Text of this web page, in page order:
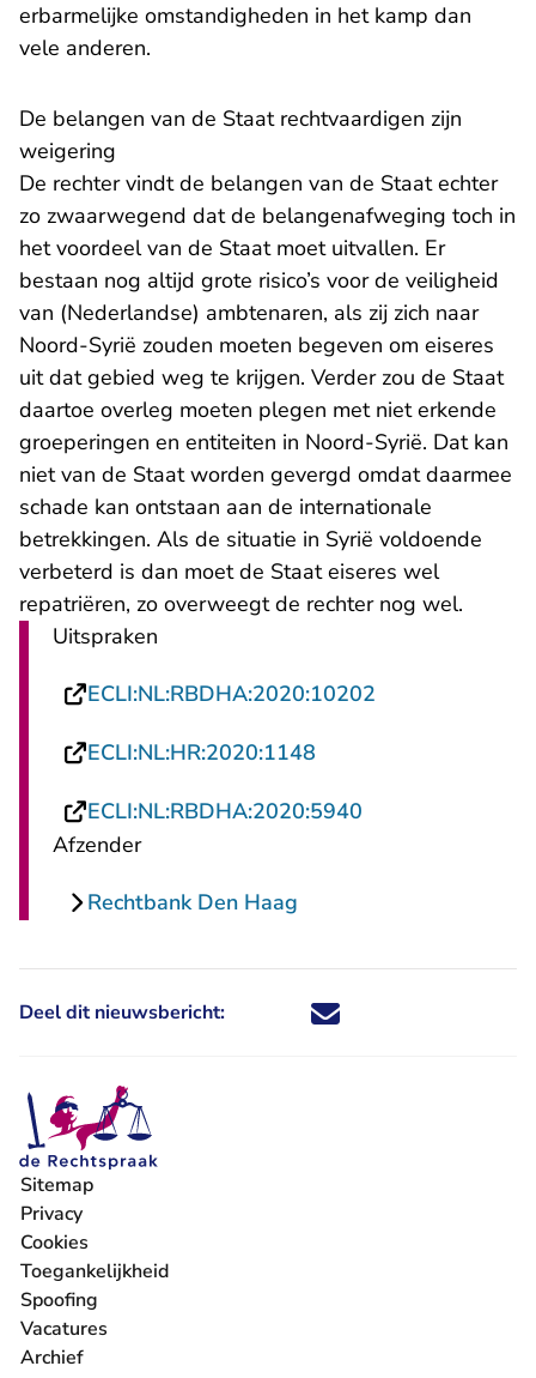
erbarmelijke omstandigheden in het kamp dan
vele anderen.
​De belangen van de Staat rechtvaardigen zijn
weigering
De rechter vindt de belangen van de Staat echter
zo zwaarwegend dat de belangenafweging toch in
het voordeel van de Staat moet uitvallen. Er
bestaan nog altijd grote risico’s voor de veiligheid
van (Nederlandse) ambtenaren, als zij zich naar
Noord-Syrië zouden moeten begeven om eiseres
uit dat gebied weg te krijgen. Verder zou de Staat
daartoe overleg moeten plegen met niet erkende
groeperingen en entiteiten in Noord-Syrië. Dat kan
niet van de Staat worden gevergd omdat daarmee
schade kan ontstaan aan de internationale
betrekkingen. Als de situatie in Syrië voldoende
verbeterd is dan moet de Staat eiseres wel
repatriëren, zo overweegt de rechter nog wel.
Uitspraken
ECLI:NL:RBDHA:2020:10202
ECLI:NL:HR:2020:1148
ECLI:NL:RBDHA:2020:5940
Afzender
Rechtbank Den Haag
Deel dit nieuwsbericht: Deel dit nieuwsbericht via X -
Deel dit nieuwsbericht via
Deel dit nieuwsbericht
Deel dit
Sitemap
Privacy
Cookies
Toegankelijkheid
Spoofing
Vacatures
- U verlaat Rechtspraak.nl
Archief